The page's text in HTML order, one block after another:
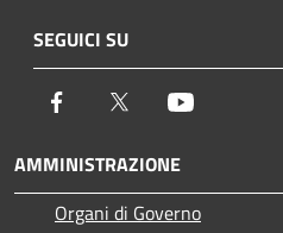
SEGUICI SU
Facebook Twitter
AMMINISTRAZIONE
Organi di Governo